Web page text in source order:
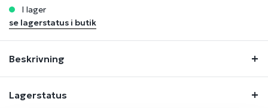
i lager
se lagerstatus i butik
Beskrivning
Lagerstatus